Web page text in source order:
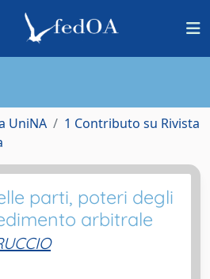
UniNA
1 Contributo su Rivista
parti, poteri degli
arbitrale